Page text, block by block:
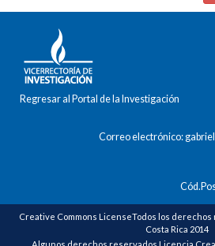
Regresar al Portal de la Investigación
Correo electrónico:
Creative Commons LicenseTodos los
Costa Rica 2014